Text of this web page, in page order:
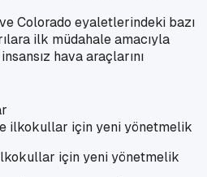
Colorado eyaletlerindeki bazı
ilk müdahale amacıyla
hava araçlarını
için yeni yönetmelik